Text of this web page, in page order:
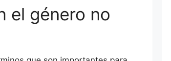
el género no